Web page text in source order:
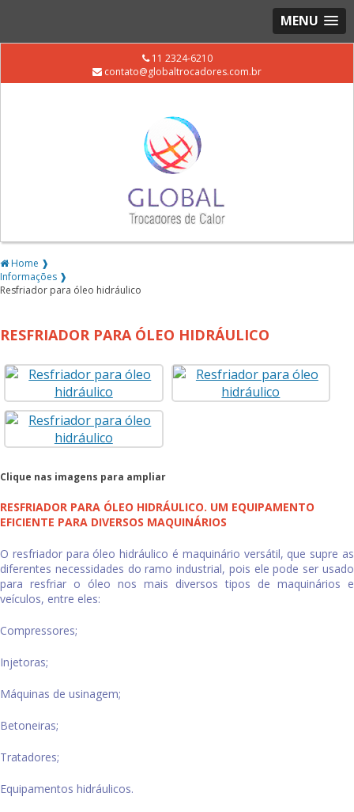
MENU
11 2324-6210
contato@globaltrocadores.com.br
Home ❱
Informações ❱
Resfriador para óleo hidráulico
RESFRIADOR PARA ÓLEO HIDRÁULICO
Clique nas imagens para ampliar
RESFRIADOR PARA ÓLEO HIDRÁULICO. UM EQUIPAMENTO
EFICIENTE PARA DIVERSOS MAQUINÁRIOS
O resfriador para óleo hidráulico é maquinário versátil, que supre as
diferentes necessidades do ramo industrial, pois ele pode ser usado
para resfriar o óleo nos mais diversos tipos de maquinários e
veículos, entre eles:
Compressores;
Injetoras;
Máquinas de usinagem;
Betoneiras;
Tratadores;
Equipamentos hidráulicos.